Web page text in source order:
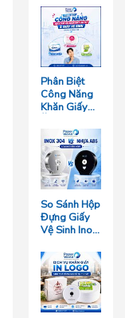
Phân Biệt
Công Năng
Khăn Giấy
Giấy Lau Tay
Và Giấy Vệ
Sinh Trong
Ngành F&B
So Sánh Hộp
Đựng Giấy
Vệ Sinh Inox
Nhựa: Loại
Nào Bền
Hơn?